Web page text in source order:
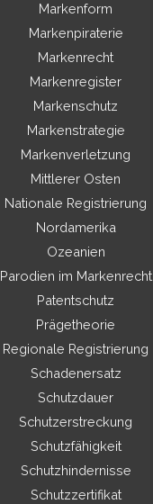
Markenform
Markenpiraterie
Markenrecht
Markenregister
Markenschutz
Markenstrategie
Markenverletzung
Mittlerer Osten
Nationale Registrierung
Nordamerika
Ozeanien
Parodien im Markenrecht
Patentschutz
Prägetheorie
Regionale Registrierung
Schadenersatz
Schutzdauer
Schutzerstreckung
Schutzfähigkeit
Schutzhindernisse
Schutzzertifikat